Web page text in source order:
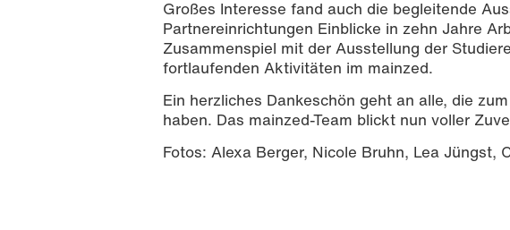
Großes Interesse fand auch die begleitende
Partnereinrichtungen Einblicke in zehn Jahre
Zusammenspiel mit der Ausstellung der
fortlaufenden Aktivitäten im mainzed.
Ein herzliches Dankeschön geht an alle, die
haben. Das mainzed-Team blickt nun voller
Fotos: Alexa Berger, Nicole Bruhn, Lea Jüngst,